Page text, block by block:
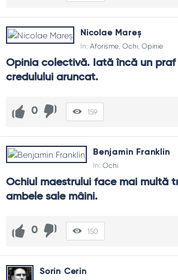
Nicolae Mareș
In: Aforisme, Ochi, Opinie
Opinia colectivă. Iată încă un praf
credulului aruncat.
0 159
Benjamin Franklin
In: Ochi
Ochiul maestrului face mai multă
ambele sale mâini.
0 150
Sorin Cerin